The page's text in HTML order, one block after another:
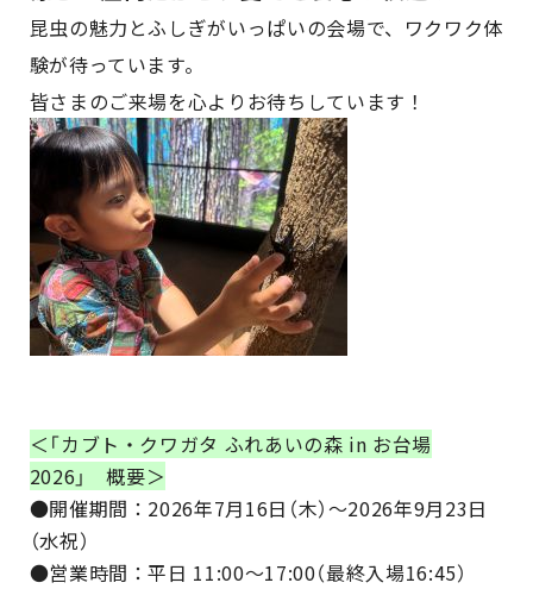
昆虫の魅力とふしぎがいっぱいの会場で、ワクワク体
験が待っています。
皆さまのご来場を心よりお待ちしています！
＜「カブト・クワガタ ふれあいの森 in お台場
2026」 概要＞
●開催期間：2026年7月16日（木）～2026年9月23日
（水祝）
●営業時間：平日 11:00～17:00（最終入場16:45）